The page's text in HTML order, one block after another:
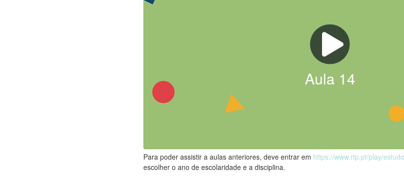
Aula 14
Para poder assistir a aulas anteriores, deve entrar em https://www.rtp.pt/play/
escolher o ano de escolaridade e a disciplina.